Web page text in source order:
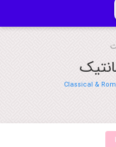
Classical &